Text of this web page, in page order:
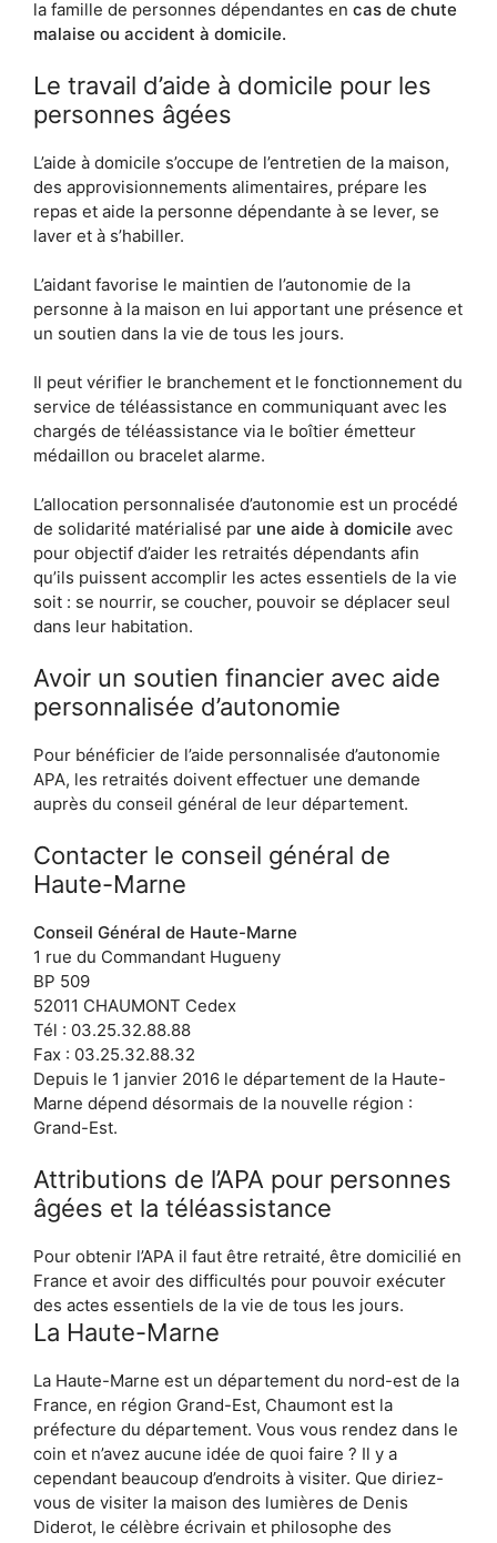
la famille de personnes dépendantes en cas de chute
malaise ou accident à domicile.
Le travail d’aide à domicile pour les
personnes âgées
L’aide à domicile s’occupe de l’entretien de la maison,
des approvisionnements alimentaires, prépare les
repas et aide la personne dépendante à se lever, se
laver et à s’habiller.
L’aidant favorise le maintien de l’autonomie de la
personne à la maison en lui apportant une présence et
un soutien dans la vie de tous les jours.
Il peut vérifier le branchement et le fonctionnement du
service de téléassistance en communiquant avec les
chargés de téléassistance via le boîtier émetteur
médaillon ou bracelet alarme.
L’allocation personnalisée d’autonomie est un procédé
de solidarité matérialisé par une aide à domicile avec
pour objectif d’aider les retraités dépendants afin
qu’ils puissent accomplir les actes essentiels de la vie
soit : se nourrir, se coucher, pouvoir se déplacer seul
dans leur habitation.
Avoir un soutien financier avec aide
personnalisée d’autonomie
Pour bénéficier de l’aide personnalisée d’autonomie
APA, les retraités doivent effectuer une demande
auprès du conseil général de leur département.
Contacter le conseil général de
Haute-Marne
Conseil Général de Haute-Marne
1 rue du Commandant Hugueny
BP 509
52011 CHAUMONT Cedex
Tél : 03.25.32.88.88
Fax : 03.25.32.88.32
Depuis le 1 janvier 2016 le département de la Haute-
Marne dépend désormais de la nouvelle région :
Grand-Est.
Attributions de l’APA pour personnes
âgées et la téléassistance
Pour obtenir l’APA il faut être retraité, être domicilié en
France et avoir des difficultés pour pouvoir exécuter
des actes essentiels de la vie de tous les jours.
La Haute-Marne
La Haute-Marne est un département du nord-est de la
France, en région Grand-Est, Chaumont est la
préfecture du département. Vous vous rendez dans le
coin et n’avez aucune idée de quoi faire ? Il y a
cependant beaucoup d’endroits à visiter. Que diriez-
vous de visiter la maison des lumières de Denis
Diderot, le célèbre écrivain et philosophe des